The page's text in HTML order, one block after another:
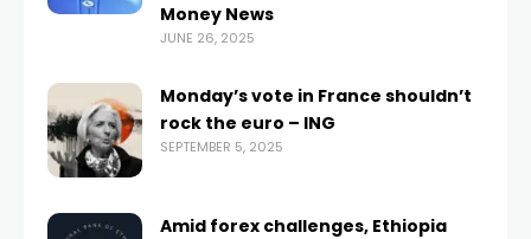
Money News
JUNE 26, 2025
Monday’s vote in France shouldn’t
rock the euro – ING
SEPTEMBER 5, 2025
Amid forex challenges, Ethiopia